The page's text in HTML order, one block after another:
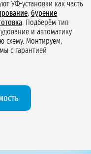
УФ-установки как часть
, бурение
. Подберём тип
и автоматику
схему. Монтируем,
с гарантией